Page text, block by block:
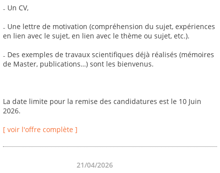
₋ Un CV,
₋ Une lettre de motivation (compréhension du sujet, expériences
en lien avec le sujet, en lien avec le thème ou sujet, etc.).
₋ Des exemples de travaux scientifiques déjà réalisés (mémoires
de Master, publications…) sont les bienvenus.
La date limite pour la remise des candidatures est le 10 Juin
2026.
[ voir l'offre complète ]
21/04/2026